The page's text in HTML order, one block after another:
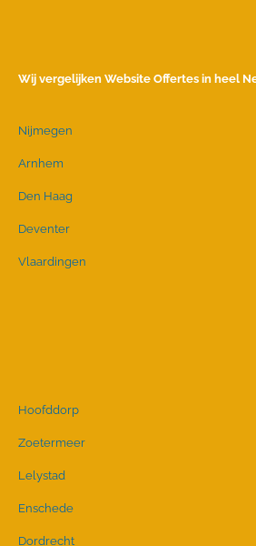
Wij vergelijken Website Offertes in heel
Nijmegen
Arnhem
Den Haag
Deventer
Vlaardingen
Hoofddorp
Zoetermeer
Lelystad
Enschede
Dordrecht